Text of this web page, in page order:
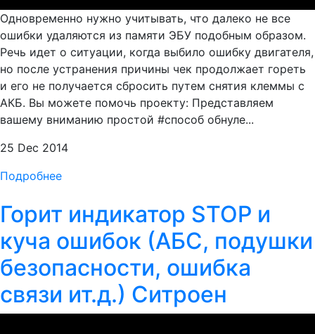
Одновременно нужно учитывать, что далеко не все
ошибки удаляются из памяти ЭБУ подобным образом.
Речь идет о ситуации, когда выбило ошибку двигателя,
но после устранения причины чек продолжает гореть
и его не получается сбросить путем снятия клеммы с
АКБ. Вы можете помочь проекту: Представляем
вашему вниманию простой #способ обнуле...
25 Dec 2014
Подробнее
Горит индикатор STOP и
куча ошибок (АБС, подушки
безопасности, ошибка
связи ит.д.) Ситроен